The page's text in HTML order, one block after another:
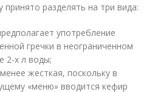
принято разделять на три вида:
употребление
гречки в неограниченном
2-х л воды;
жесткая, поскольку в
«меню» вводится кефир